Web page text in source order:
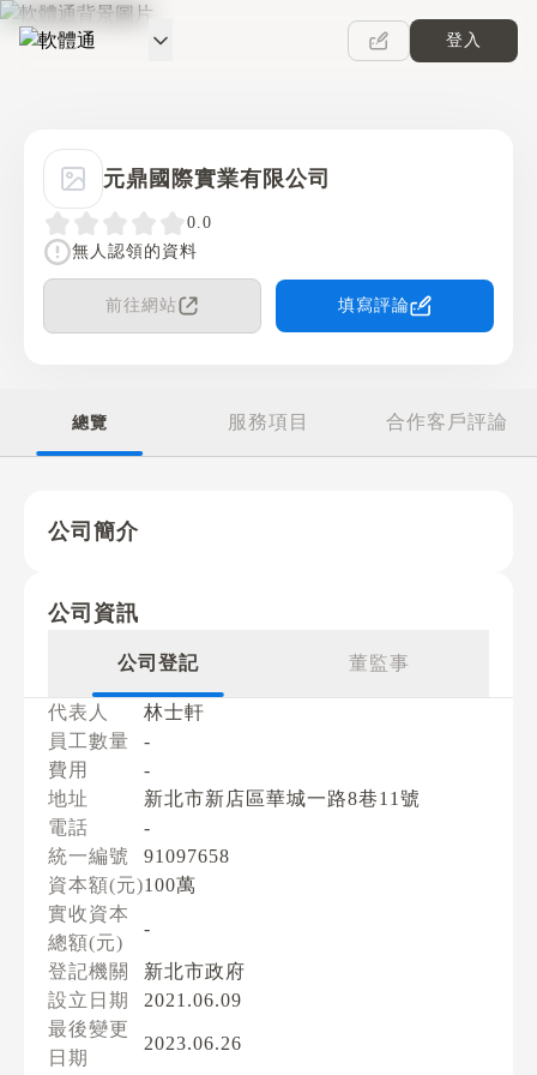
軟體通
登入
元鼎國際實業有限公司
0.0
無人認領的資料
前往網站 填寫評論
總覽 服務項目 合作客戶評論
公司簡介
公司資訊
公司登記 董監事
代表人
林士軒
員工數量
-
費用
-
地址
新北市新店區華城一路8巷11號
電話
-
統一編號
91097658
資本額(元)100萬
實收資本
總額(元)
-
登記機關
新北市政府
設立日期
2021.06.09
最後變更
日期
2023.06.26